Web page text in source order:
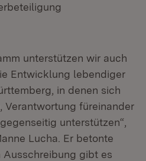
unterstützen wir auch
Entwicklung lebendiger
in denen sich
Verantwortung füreinander
unterstützen“,
Lucha. Er betonte
Ausschreibung gibt es